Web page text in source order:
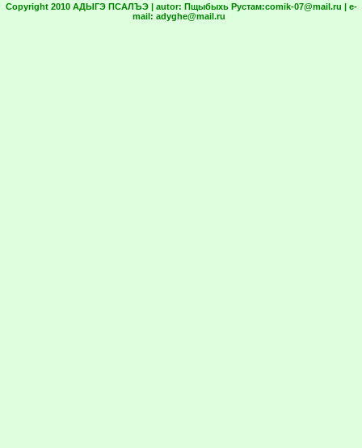
Copyright 2010 АДЫГЭ ПСАЛЪЭ | autor: Пщыбыхь Рустам:comik-07@mail.ru | e-
mail: adyghe@mail.ru